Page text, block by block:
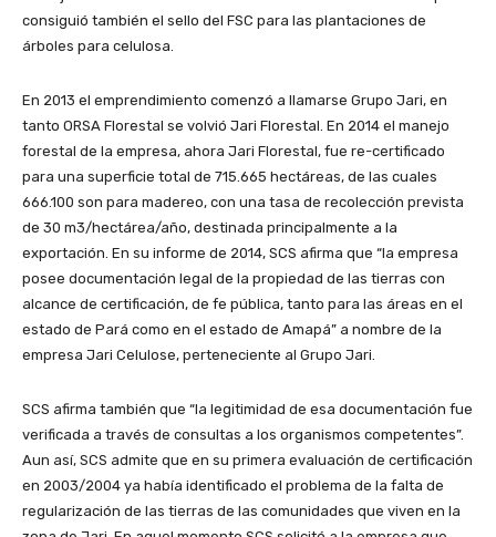
consiguió también el sello del FSC para las plantaciones de
árboles para celulosa.
En 2013 el emprendimiento comenzó a llamarse Grupo Jari, en
tanto ORSA Florestal se volvió Jari Florestal. En 2014 el manejo
forestal de la empresa, ahora Jari Florestal, fue re-certificado
para una superficie total de 715.665 hectáreas, de las cuales
666.100 son para madereo, con una tasa de recolección prevista
de 30 m3/hectárea/año, destinada principalmente a la
exportación. En su informe de 2014, SCS afirma que “la empresa
posee documentación legal de la propiedad de las tierras con
alcance de certificación, de fe pública, tanto para las áreas en el
estado de Pará como en el estado de Amapá” a nombre de la
empresa Jari Celulose, perteneciente al Grupo Jari.
SCS afirma también que “la legitimidad de esa documentación fue
verificada a través de consultas a los organismos competentes”.
Aun así, SCS admite que en su primera evaluación de certificación
en 2003/2004 ya había identificado el problema de la falta de
regularización de las tierras de las comunidades que viven en la